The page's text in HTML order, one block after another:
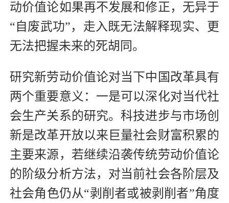
动价值论如果再不发展和修正，无异于
“自废武功”，走入既无法解释现实、更
无法把握未来的死胡同。
研究新劳动价值论对当下中国改革具有
两个重要意义：一是可以深化对当代社
会生产关系的研究。科技进步与市场创
新是改革开放以来巨量社会财富积累的
主要来源，若继续沿袭传统劳动价值论
的阶级分析方法，对当前社会各阶层及
社会角色仍从“剥削者或被剥削者”角度